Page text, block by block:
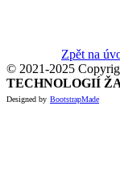
Zpět na
© 2021-2025
TECHNOLOGIÍ
Designed by BootstrapMade